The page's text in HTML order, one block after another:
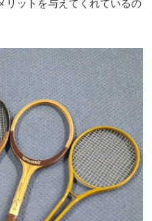
リットを与えてくれているの